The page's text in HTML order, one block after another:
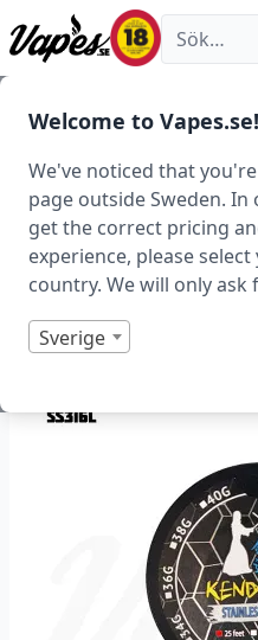
Welcome to Vapes.se!
We've noticed that
page outside Sweden.
get the correct pricing
experience, please
country. We will only ask
Sverige
Vapes.se
Coils (Förbrännare)
Kendo Wire
G, 25 ft)
Art.nr: 36680
Slut i lager